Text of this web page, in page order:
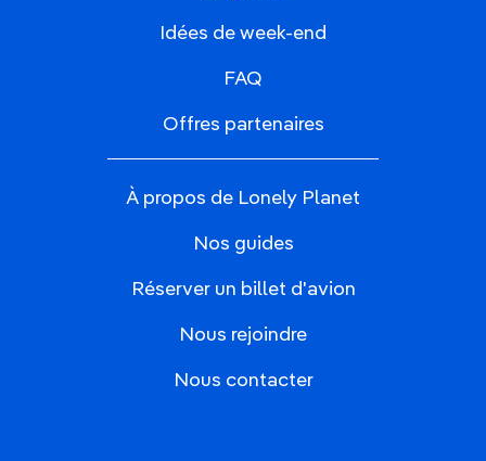
Idées de week-end
FAQ
Offres partenaires
À propos de Lonely Planet
Nos guides
Réserver un billet d'avion
Nous rejoindre
Nous contacter